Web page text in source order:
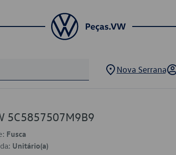
Nova Serrana
5C5857507M9B9
Fusca
Unitário(a)